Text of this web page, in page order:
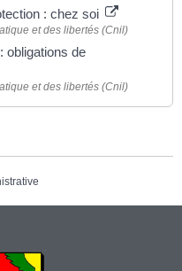
: chez soi
et des libertés (Cnil)
obligations de
et des libertés (Cnil)